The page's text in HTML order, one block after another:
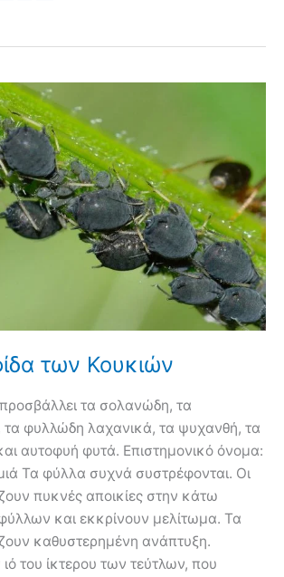
των Κουκιών
τα σολανώδη, τα
τα φυλλώδη λαχανικά, τα ψυχανθή, τα
αυτοφυή φυτά. Επιστημονικό όνομα:
Τα φύλλα συχνά συστρέφονται. Οι
πυκνές αποικίες στην κάτω
και εκκρίνουν μελίτωμα. Τα
καθυστερημένη ανάπτυξη.
του ίκτερου των τεύτλων, που